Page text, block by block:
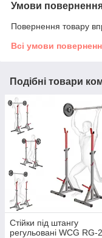
Умови
Повернення товару
Всі умови
Подібні товари
Стійки під штангу
регульовані WCG RG-